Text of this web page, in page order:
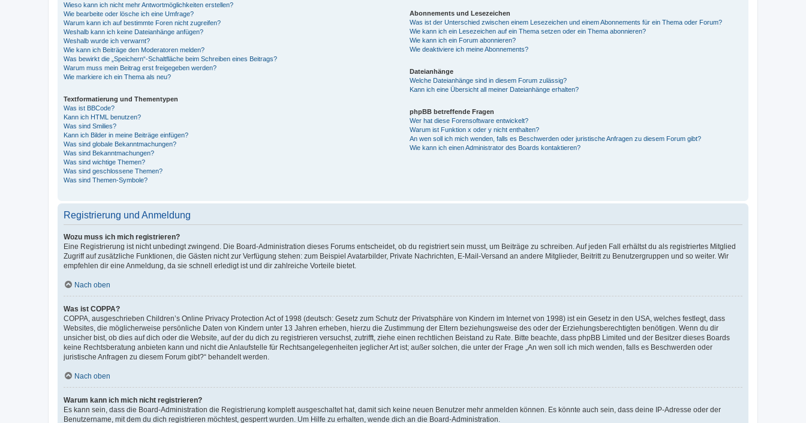
Wieso kann ich nicht mehr Antwortmöglichkeiten erstellen?
Wie bearbeite oder lösche ich eine Umfrage?
Warum kann ich auf bestimmte Foren nicht zugreifen?
Weshalb kann ich keine Dateianhänge anfügen?
Weshalb wurde ich verwarnt?
Wie kann ich Beiträge den Moderatoren melden?
Was bewirkt die „Speichern“-Schaltfläche beim Schreiben eines Beitrags?
Warum muss mein Beitrag erst freigegeben werden?
Wie markiere ich ein Thema als neu?
Textformatierung und Thementypen
Was ist BBCode?
Kann ich HTML benutzen?
Was sind Smilies?
Kann ich Bilder in meine Beiträge einfügen?
Was sind globale Bekanntmachungen?
Was sind Bekanntmachungen?
Was sind wichtige Themen?
Was sind geschlossene Themen?
Was sind Themen-Symbole?
Abonnements und Lesezeichen
Was ist der Unterschied zwischen einem Lesezeichen und einem Abonnements für ein Thema oder Forum?
Wie kann ich ein Lesezeichen auf ein Thema setzen oder ein Thema abonnieren?
Wie kann ich ein Forum abonnieren?
Wie deaktiviere ich meine Abonnements?
Dateianhänge
Welche Dateianhänge sind in diesem Forum zulässig?
Kann ich eine Übersicht all meiner Dateianhänge erhalten?
phpBB betreffende Fragen
Wer hat diese Forensoftware entwickelt?
Warum ist Funktion x oder y nicht enthalten?
An wen soll ich mich wenden, falls es Beschwerden oder juristische Anfragen zu diesem Forum gibt?
Wie kann ich einen Administrator des Boards kontaktieren?
Registrierung und Anmeldung
Wozu muss ich mich registrieren?
Eine Registrierung ist nicht unbedingt zwingend. Die Board-Administration dieses Forums entscheidet, ob du registriert sein musst, um Beiträge zu schreiben. Auf jeden Fall erhältst du als registriertes Mitglied
Zugriff auf zusätzliche Funktionen, die Gästen nicht zur Verfügung stehen: zum Beispiel Avatarbilder, Private Nachrichten, E-Mail-Versand an andere Mitglieder, Beitritt zu Benutzergruppen und so weiter. Wir
empfehlen dir eine Anmeldung, da sie schnell erledigt ist und dir zahlreiche Vorteile bietet.
Nach oben
Was ist COPPA?
COPPA, ausgeschrieben Children’s Online Privacy Protection Act of 1998 (deutsch: Gesetz zum Schutz der Privatsphäre von Kindern im Internet von 1998) ist ein Gesetz in den USA, welches festlegt, dass
Websites, die möglicherweise persönliche Daten von Kindern unter 13 Jahren erheben, hierzu die Zustimmung der Eltern beziehungsweise des oder der Erziehungsberechtigten benötigen. Wenn du dir
unsicher bist, ob dies auf dich oder die Website, auf der du dich zu registrieren versuchst, zutrifft, ziehe einen rechtlichen Beistand zu Rate. Bitte beachte, dass phpBB Limited und der Besitzer dieses Boards
keine Rechtsberatung anbieten kann und nicht die Anlaufstelle für Rechtsangelegenheiten jeglicher Art ist; außer solchen, die unter der Frage „An wen soll ich mich wenden, falls es Beschwerden oder
juristische Anfragen zu diesem Forum gibt?“ behandelt werden.
Nach oben
Warum kann ich mich nicht registrieren?
Es kann sein, dass die Board-Administration die Registrierung komplett ausgeschaltet hat, damit sich keine neuen Benutzer mehr anmelden können. Es könnte auch sein, dass deine IP-Adresse oder der
Benutzername, mit dem du dich registrieren möchtest, gesperrt wurden. Um Hilfe zu erhalten, wende dich an die Board-Administration.